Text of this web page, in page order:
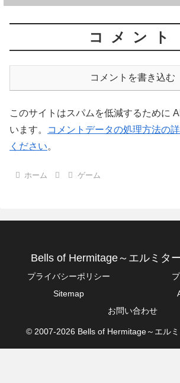
コメント
コメントを書き込む
このサイトはスパムを低減するために
います。
コメントデータの処理方法の
ください。
ホーム ゲーム
Bells of Hermitage～エルミタ
プライバシーポリシー
Sitemap
お問い合わせ
© 2007-2026 Bells of Hermitage～エルミ